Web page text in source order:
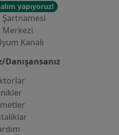
yapıyoruz!
Şartnamesi
Merkezi
Kanalı
Danışansanız